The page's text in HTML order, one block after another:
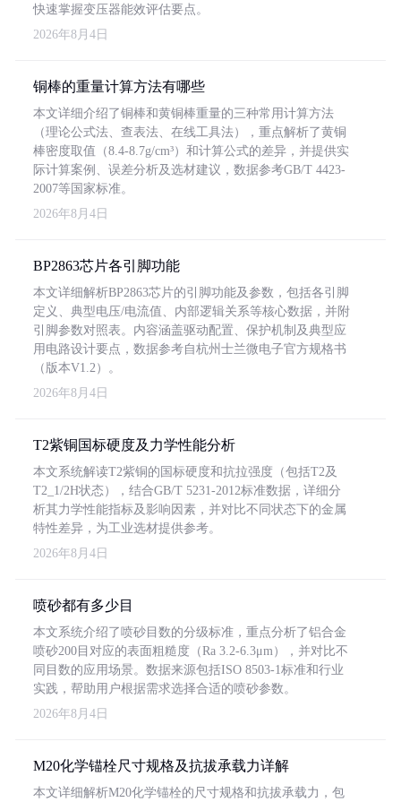
快速掌握变压器能效评估要点。
2026年8月4日
铜棒的重量计算方法有哪些
本文详细介绍了铜棒和黄铜棒重量的三种常用计算方法
（理论公式法、查表法、在线工具法），重点解析了黄铜
棒密度取值（8.4-8.7g/cm³）和计算公式的差异，并提供实
际计算案例、误差分析及选材建议，数据参考GB/T 4423-
2007等国家标准。
2026年8月4日
BP2863芯片各引脚功能
本文详细解析BP2863芯片的引脚功能及参数，包括各引脚
定义、典型电压/电流值、内部逻辑关系等核心数据，并附
引脚参数对照表。内容涵盖驱动配置、保护机制及典型应
用电路设计要点，数据参考自杭州士兰微电子官方规格书
（版本V1.2）。
2026年8月4日
T2紫铜国标硬度及力学性能分析
本文系统解读T2紫铜的国标硬度和抗拉强度（包括T2及
T2_1/2H状态），结合GB/T 5231-2012标准数据，详细分
析其力学性能指标及影响因素，并对比不同状态下的金属
特性差异，为工业选材提供参考。
2026年8月4日
喷砂都有多少目
本文系统介绍了喷砂目数的分级标准，重点分析了铝合金
喷砂200目对应的表面粗糙度（Ra 3.2-6.3μm），并对比不
同目数的应用场景。数据来源包括ISO 8503-1标准和行业
实践，帮助用户根据需求选择合适的喷砂参数。
2026年8月4日
M20化学锚栓尺寸规格及抗拔承载力详解
本文详细解析M20化学锚栓的尺寸规格和抗拔承载力，包